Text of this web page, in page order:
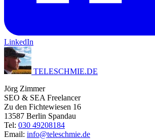
LinkedIn
TELESCHMIE.DE
Jörg Zimmer
SEO & SEA Freelancer
Zu den Fichtewiesen 16
13587 Berlin Spandau
Tel: 030 49208184
Email: info@teleschmie.de